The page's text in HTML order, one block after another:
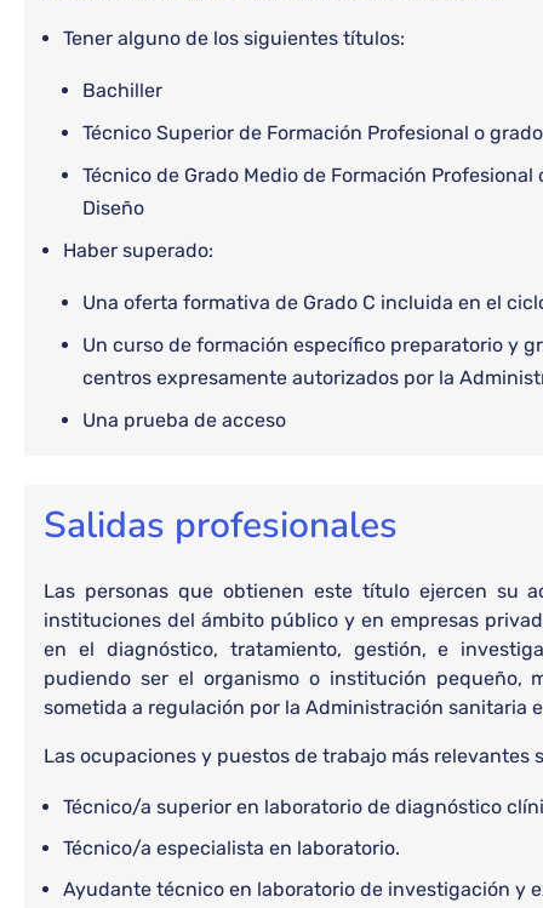
Tener alguno de los siguientes títulos:
Bachiller
Técnico Superior de Formación Profesional o
Técnico de Grado Medio de Formación
Diseño
Haber superado:
Una oferta formativa de Grado C incluida en el
Un curso de formación específico preparatorio y
centros expresamente autorizados por la
Una prueba de acceso
Salidas profesionales
Las personas que obtienen este título ejercen su
instituciones del ámbito público y en empresas
en el diagnóstico, tratamiento, gestión, e
pudiendo ser el organismo o institución pequeño,
sometida a regulación por la Administración sanitaria
Las ocupaciones y puestos de trabajo más relevantes
Técnico/a superior en laboratorio de diagnóstico
Técnico/a especialista en laboratorio.
Ayudante técnico en laboratorio de investigación y